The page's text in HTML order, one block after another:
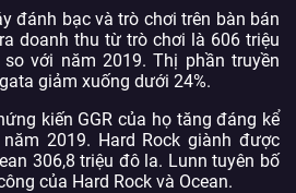
đánh bạc và trò chơi trên bàn bán
doanh thu từ trò chơi là 606 triệu
với năm 2019. Thị phần truyền
giảm xuống dưới 24%.
kiến ​​GGR của họ tăng đáng kể
2019. Hard Rock giành được
306,8 triệu đô la. Lunn tuyên bố
của Hard Rock và Ocean.